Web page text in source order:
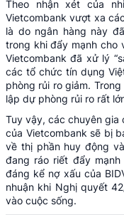
Theo nhận xét của
Vietcombank vượt xa
là do ngân hàng này
trong khi đẩy mạnh cho
Vietcombank đã xử lý
các tổ chức tín dụng
phòng rủi ro giảm.
lập dự phòng rủi ro rất
Tuy vậy, các chuyên gia
của Vietcombank sẽ bị
về thị phần huy động
đang ráo riết đẩy
đáng kể nợ xấu của
nhuận khi Nghị quyết
vào cuộc sống.